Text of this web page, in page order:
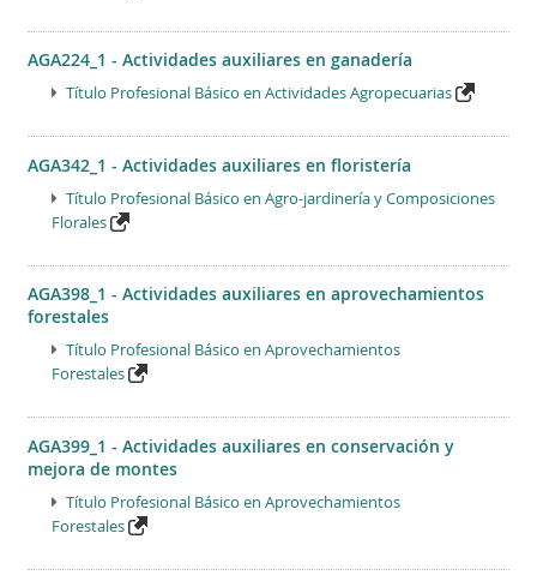
AGA224_1 - Actividades auxiliares en ganadería
Título Profesional Básico en Actividades Agropecuarias
AGA342_1 - Actividades auxiliares en floristería
Título Profesional Básico en Agro-jardinería y Composiciones
Florales
AGA398_1 - Actividades auxiliares en aprovechamientos
forestales
Título Profesional Básico en Aprovechamientos
Forestales
AGA399_1 - Actividades auxiliares en conservación y
mejora de montes
Título Profesional Básico en Aprovechamientos
Forestales